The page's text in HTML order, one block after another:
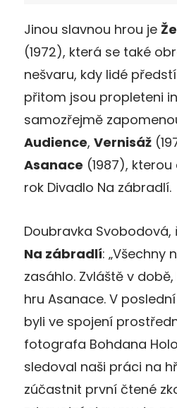
Jinou slavnou hrou je
(1972), která se také
nešvaru, kdy lidé
přitom jsou propleteni
samozřejmě
Audience, Vernisáž
Asanace (1987),
rok Divadlo Na zábradlí.
Doubravka Svobodová,
Na zábradlí: „Všechny
zasáhlo. Zvláště v
hru Asanace. V
byli ve spojení
fotografa Bohdana
sledoval naši práci na
zúčastnit první čtené